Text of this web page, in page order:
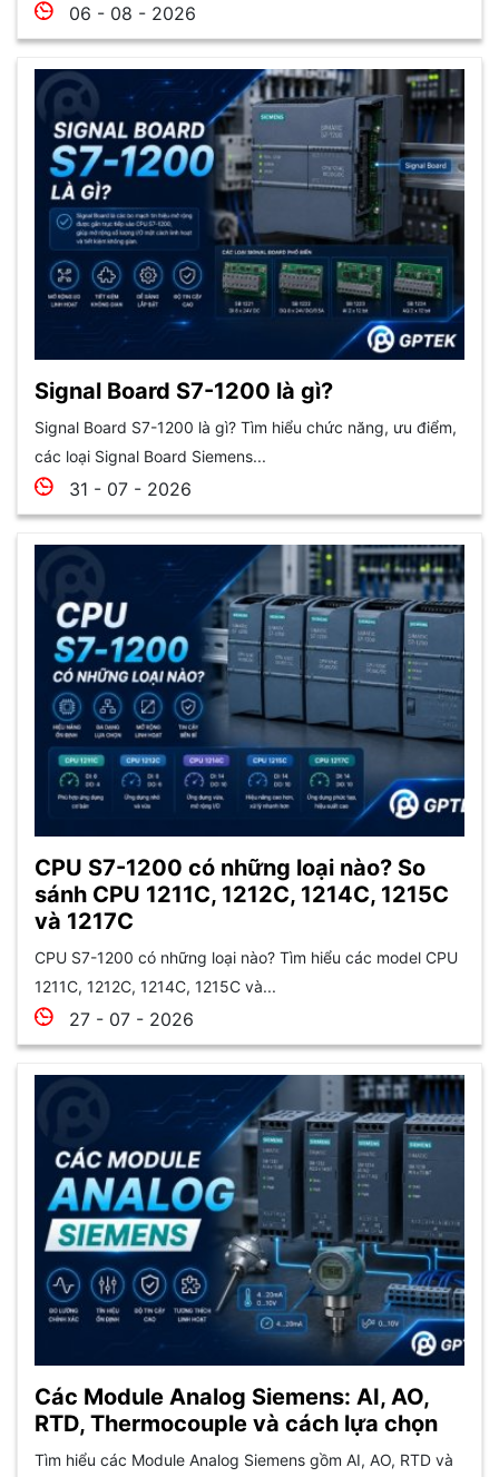
06 - 08 - 2026
Signal Board S7-1200 là gì?
Signal Board S7-1200 là gì? Tìm hiểu chức năng, ưu điểm,
các loại Signal Board Siemens...
31 - 07 - 2026
CPU S7-1200 có những loại nào? So
sánh CPU 1211C, 1212C, 1214C, 1215C
và 1217C
CPU S7-1200 có những loại nào? Tìm hiểu các model CPU
1211C, 1212C, 1214C, 1215C và...
27 - 07 - 2026
Các Module Analog Siemens: AI, AO,
RTD, Thermocouple và cách lựa chọn
Tìm hiểu các Module Analog Siemens gồm AI, AO, RTD và